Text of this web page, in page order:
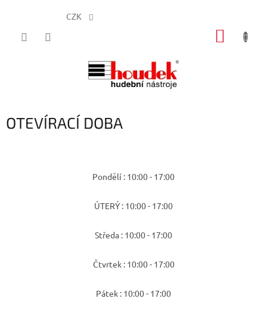
CZK
OTEVÍRACÍ DOBA
Pondělí : 10:00 - 17:00
ÚTERÝ : 10:00 - 17:00
Středa : 10:00 - 17:00
Čtvrtek : 10:00 - 17:00
Pátek : 10:00 - 17:00